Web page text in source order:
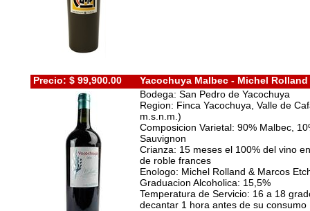
Precio: $ 99,900.00
Yacochuya Malbec - Michel Rolland
Bodega: San Pedro de Yacochuya
Region: Finca Yacochuya, Valle de
m.s.n.m.)
Composicion Varietal: 90% Malbec,
Sauvignon
Crianza: 15 meses el 100% del vino
de roble frances
Enologo: Michel Rolland & Marcos
Graduacion Alcoholica: 15,5%
Temperatura de Servicio: 16 a 18
decantar 1 hora antes de su consumo